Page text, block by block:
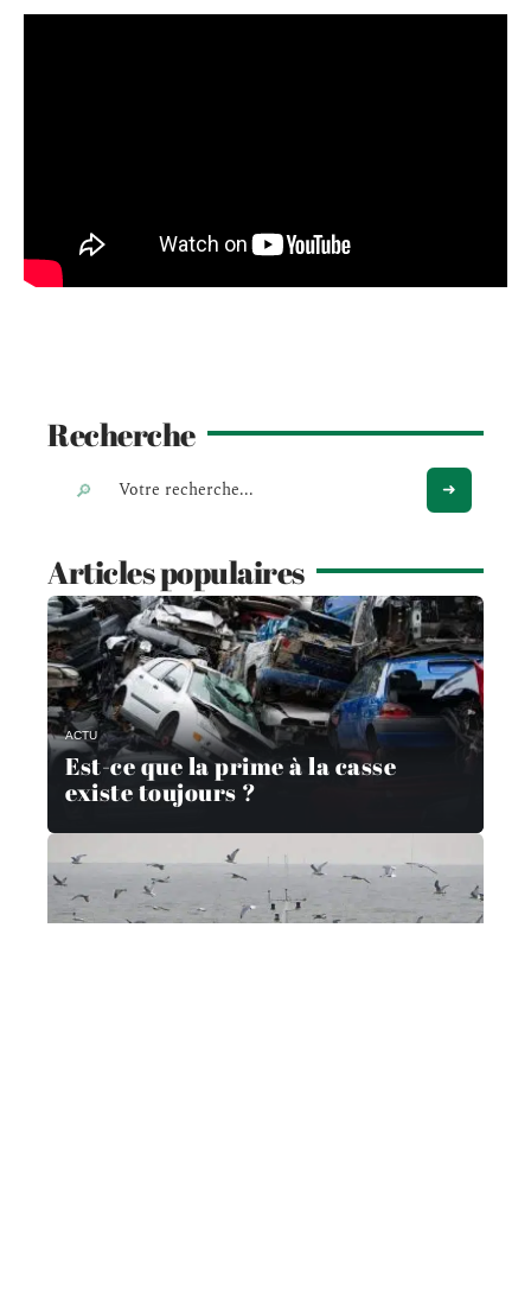
Recherche
Articles populaires
ACTU
Est-ce que la prime à la casse
existe toujours ?